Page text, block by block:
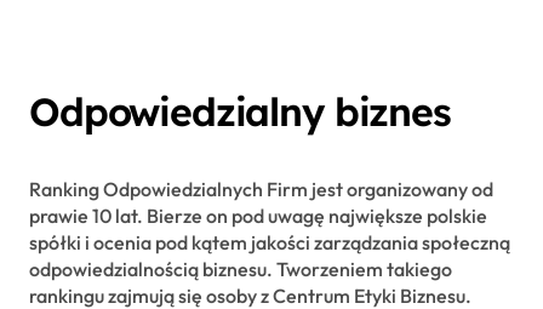
Odpowiedzialny biznes
Ranking Odpowiedzialnych Firm jest organizowany od
prawie 10 lat. Bierze on pod uwagę największe polskie
spółki i ocenia pod kątem jakości zarządzania społeczną
odpowiedzialnością biznesu. Tworzeniem takiego
rankingu zajmują się osoby z Centrum Etyki Biznesu.